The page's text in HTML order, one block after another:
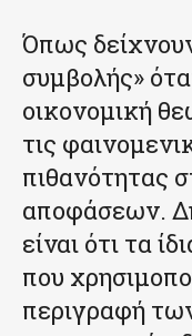
Όπως
συμβολής»
οικονομική
τις
πιθανότητας
αποφάσεων.
είναι ότι τα
που
περιγραφή